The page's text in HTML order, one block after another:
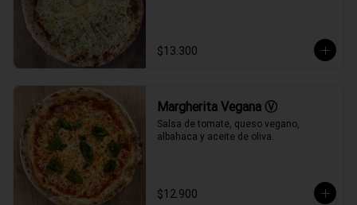
$13.300
Margherita Vegana Ⓥ
Salsa de tomate, queso vegano,
albahaca y aceite de oliva.
$12.900